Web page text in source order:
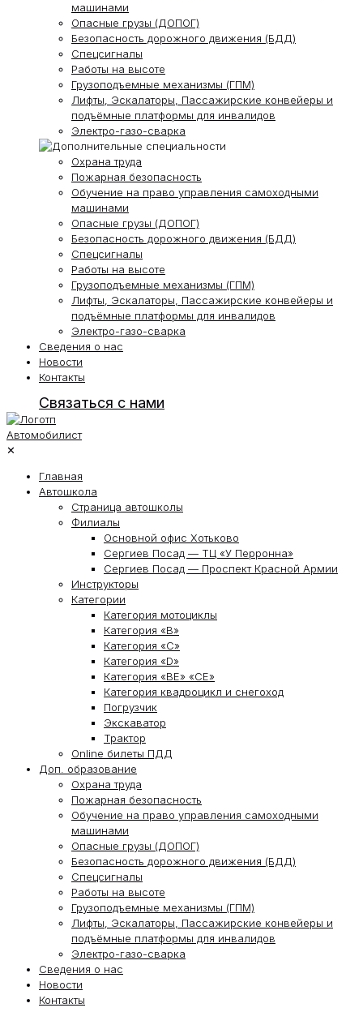
машинами
Опасные грузы (ДОПОГ)
Безопасность дорожного движения (БДД)
Спецсигналы
Работы на высоте
Грузоподъемные механизмы (ГПМ)
Лифты, Эскалаторы, Пассажирские конвейеры и
подъёмные платформы для инвалидов
Электро-газо-сварка
Охрана труда
Пожарная безопасность
Обучение на право управления самоходными
машинами
Опасные грузы (ДОПОГ)
Безопасность дорожного движения (БДД)
Спецсигналы
Работы на высоте
Грузоподъемные механизмы (ГПМ)
Лифты, Эскалаторы, Пассажирские конвейеры и
подъёмные платформы для инвалидов
Электро-газо-сварка
Сведения о нас
Новости
Контакты
Связаться с нами
✕
Главная
Автошкола
Страница автошколы
Филиалы
Основной офис Хотьково
Сергиев Посад — ТЦ «У Перронна»
Сергиев Посад — Проспект Красной Армии
Инструкторы
Категории
Категория мотоциклы
Категория «В»
Категория «С»
Категория «D»
Категория «ВЕ» «СЕ»
Категория квадроцикл и снегоход
Погрузчик
Экскаватор
Трактор
Online билеты ПДД
Доп. образование
Охрана труда
Пожарная безопасность
Обучение на право управления самоходными
машинами
Опасные грузы (ДОПОГ)
Безопасность дорожного движения (БДД)
Спецсигналы
Работы на высоте
Грузоподъемные механизмы (ГПМ)
Лифты, Эскалаторы, Пассажирские конвейеры и
подъёмные платформы для инвалидов
Электро-газо-сварка
Сведения о нас
Новости
Контакты